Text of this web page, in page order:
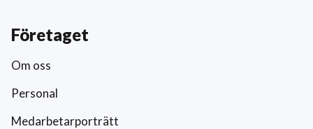
Företaget
Om oss
Personal
Medarbetarporträtt